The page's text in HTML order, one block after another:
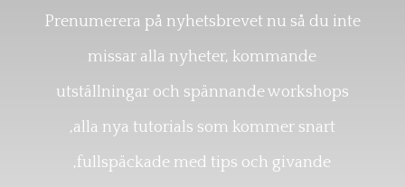
Prenumerera på nyhetsbrevet nu så du inte
missar alla nyheter, kommande
utställningar och spännande workshops
,alla nya tutorials som kommer snart
,fullspäckade med tips och givande